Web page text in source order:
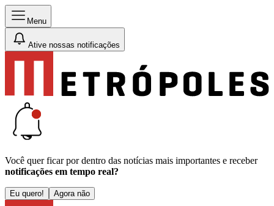
Menu
Ative nossas notificações
Você quer ficar por dentro das notícias mais importantes e receber
notificações em tempo real?
Eu quero! Agora não